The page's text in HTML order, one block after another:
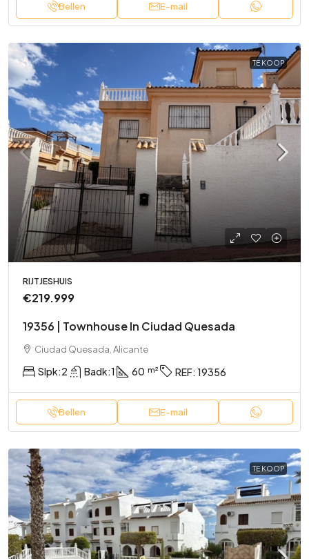
Bellen E-mail
TE KOOP
RIJTJESHUIS
€219.999
19356 | Townhouse In Ciudad Quesada
Ciudad Quesada, Alicante
Slpk:2 Badk:1 60 REF: 19356
Bellen E-mail
TE KOOP